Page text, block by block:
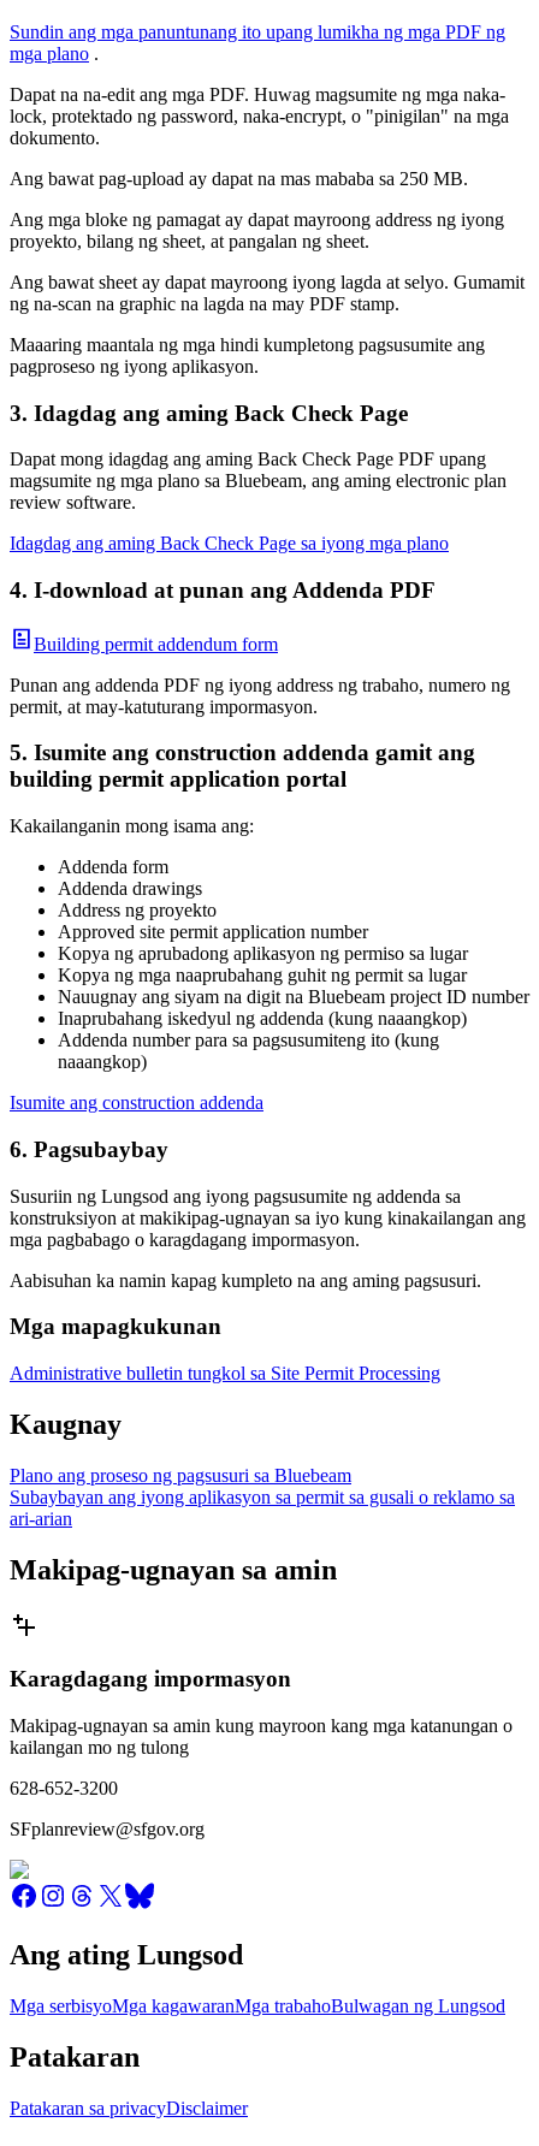
Sundin ang mga panuntunang ito upang lumikha ng mga PDF ng
mga plano .
Dapat na na-edit ang mga PDF. Huwag magsumite ng mga naka-
lock, protektado ng password, naka-encrypt, o "pinigilan" na mga
dokumento.
Ang bawat pag-upload ay dapat na mas mababa sa 250 MB.
Ang mga bloke ng pamagat ay dapat mayroong address ng iyong
proyekto, bilang ng sheet, at pangalan ng sheet.
Ang bawat sheet ay dapat mayroong iyong lagda at selyo. Gumamit
ng na-scan na graphic na lagda na may PDF stamp.
Maaaring maantala ng mga hindi kumpletong pagsusumite ang
pagproseso ng iyong aplikasyon.
3. Idagdag ang aming Back Check Page
Dapat mong idagdag ang aming Back Check Page PDF upang
magsumite ng mga plano sa Bluebeam, ang aming electronic plan
review software.
Idagdag ang aming Back Check Page sa iyong mga plano
4. I-download at punan ang Addenda PDF
Building permit addendum form
Punan ang addenda PDF ng iyong address ng trabaho, numero ng
permit, at may-katuturang impormasyon.
5. Isumite ang construction addenda gamit ang
building permit application portal
Kakailanganin mong isama ang:
Addenda form
Addenda drawings
Address ng proyekto
Approved site permit application number
Kopya ng aprubadong aplikasyon ng permiso sa lugar
Kopya ng mga naaprubahang guhit ng permit sa lugar
Nauugnay ang siyam na digit na Bluebeam project ID number
Inaprubahang iskedyul ng addenda (kung naaangkop)
Addenda number para sa pagsusumiteng ito (kung
naaangkop)
Isumite ang construction addenda
6. Pagsubaybay
Susuriin ng Lungsod ang iyong pagsusumite ng addenda sa
konstruksiyon at makikipag-ugnayan sa iyo kung kinakailangan ang
mga pagbabago o karagdagang impormasyon.
Aabisuhan ka namin kapag kumpleto na ang aming pagsusuri.
Mga mapagkukunan
Administrative bulletin tungkol sa Site Permit Processing
Kaugnay
Plano ang proseso ng pagsusuri sa Bluebeam
Subaybayan ang iyong aplikasyon sa permit sa gusali o reklamo sa
ari-arian
Makipag-ugnayan sa amin
Karagdagang impormasyon
Makipag-ugnayan sa amin kung mayroon kang mga katanungan o
kailangan mo ng tulong
628-652-3200
SFplanreview@sfgov.org
Ang ating Lungsod
Mga serbisyoMga kagawaranMga trabahoBulwagan ng Lungsod
Patakaran
Patakaran sa privacyDisclaimer